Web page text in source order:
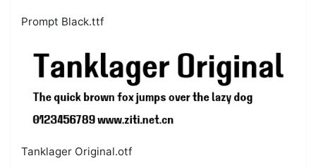
Prompt Black.ttf
Tanklager Original.otf